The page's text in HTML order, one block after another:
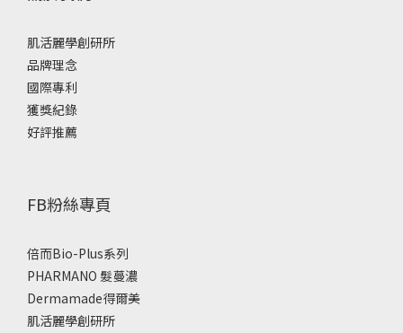
肌活麗學創研所
品牌理念
國際專利
獲獎紀錄
好評推薦
FB粉絲專頁
倍而Bio-Plus系列
PHARMANO 髮蔓濃
Dermamade得爾美
肌活麗學創研所